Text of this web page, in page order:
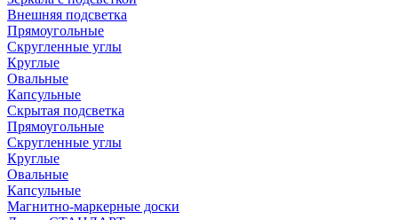
Внешняя подсветка
Прямоугольные
Скругленные углы
Круглые
Овальные
Капсульные
Скрытая подсветка
Прямоугольные
Скругленные углы
Круглые
Овальные
Капсульные
Магнитно-маркерные доски